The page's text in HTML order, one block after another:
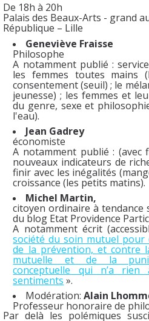
De 18h à 20h
Palais des Beaux-Arts - grand
République – Lille
Geneviève Fraisse
Philosophe
A notamment publié :
les femmes toutes mains
consentement(seuil) ; le
jeunesse) ; les femmes et
du genre, sexe et
l'eau).
Jean Gadrey
économiste
A notamment publié : (avec
nouveaux indicateurs de
finir avec les inégalités
croissance(les petits matins).
Michel Martin,
citoyen ordinaire à tendance
du blog Etat Providence
A notamment écrit
société du soin mutuel
de la prévention, et contre
mutuelle et de la
conceptuelle qui n’a
sentiments ».
Modération:Alain
Professeur honoraire de
Par delà les polémiques